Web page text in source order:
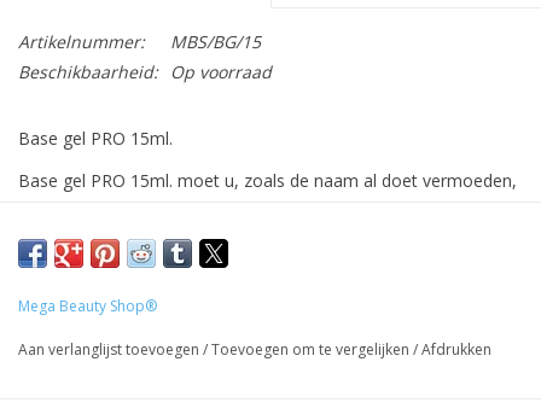
Artikelnummer:
MBS/BG/15
Beschikbaarheid:
Op voorraad
Base gel PRO 15ml.
Base gel PRO 15ml. moet u, zoals de naam al doet vermoeden,
Deze gel kan enkel uitharden onder een UV-lamp (2min) UV/LED
(20sec.)
Mega Beauty Shop®
Aan verlanglijst toevoegen /Toevoegen om te vergelijken /Afdrukken